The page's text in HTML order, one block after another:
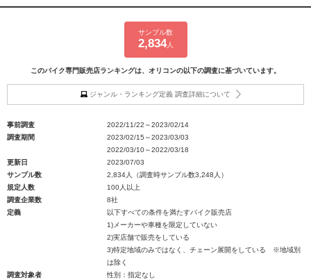
サンプル数
2,834人
このバイク専門販売店ランキングは、オリコンの以下の調査に基づいています。
ジャンル・ランキング定義 調査詳細について
事前調査
2022/11/22～2023/02/14
調査期間
2023/02/15～2023/03/03
2022/03/10～2022/03/18
更新日
2023/07/03
サンプル数
2,834人（調査時サンプル数3,248人）
規定人数
100人以上
調査企業数
8社
定義
以下すべての条件を満たすバイク販売店
1)メーカーや車種を限定していない
2)実店舗で販売をしている
3)特定地域のみではなく、チェーン展開をしている ※地域別
は除く
調査対象者
性別：指定なし